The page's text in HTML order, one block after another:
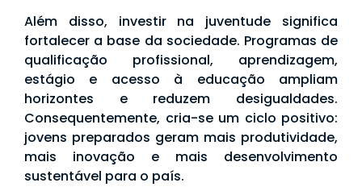
Além disso, investir na juventude significa
fortalecer a base da sociedade. Programas de
qualificação profissional, aprendizagem,
estágio e acesso à educação ampliam
horizontes e reduzem desigualdades.
Consequentemente, cria-se um ciclo positivo:
jovens preparados geram mais produtividade,
mais inovação e mais desenvolvimento
sustentável para o país.